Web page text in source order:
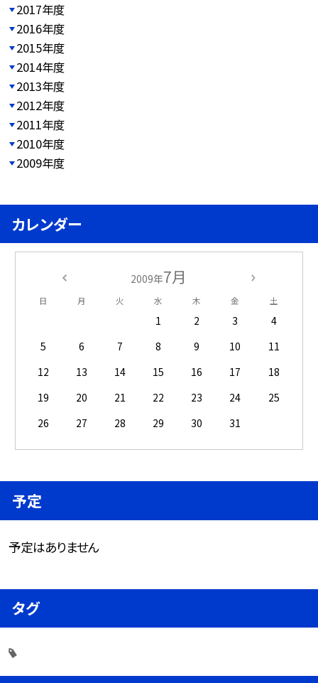
2017年度
2016年度
2015年度
2014年度
2013年度
2012年度
2011年度
2010年度
2009年度
カレンダー
2009年7月
日 月 火 水 木 金 土
1 2 3
4
5
6 7 8 9 10
11
12
13 14 15 16 17
18
19
20 21 22 23 24
25
26
27 28 29 30 31
予定
予定はありません
タグ